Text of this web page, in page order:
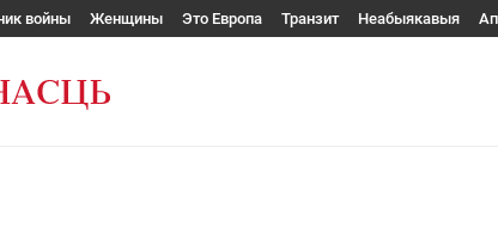
войны Женщины Это Европа Транзит Неабыякавыя